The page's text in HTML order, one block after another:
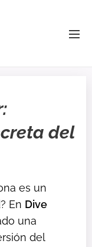
del
es un
En Dive
una
del